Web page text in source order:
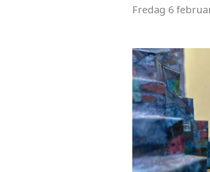
Fredag 6